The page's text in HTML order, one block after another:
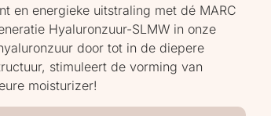
en energieke uitstraling met dé MARC
Hyaluronzuur-SLMW in onze
door tot in de diepere
stimuleert de vorming van
moisturizer!